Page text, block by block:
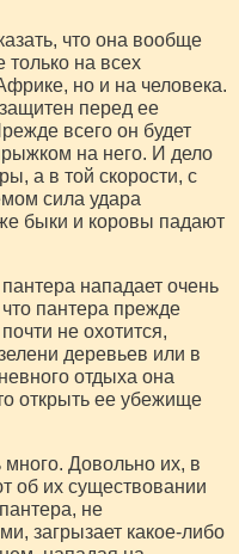
что она вообще
только на всех
но и на человека.
перед ее
всего он будет
на него. И дело
а в той скорости, с
сила удара
быки и коровы падают
нападает очень
что пантера прежде
не охотится,
деревьев или в
отдыха она
открыть ее убежище
Довольно их, в
об их существовании
не
загрызает какое-либо